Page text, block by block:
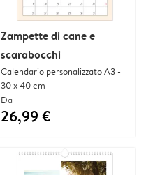
Zampette di cane e
scarabocchi
Calendario personalizzato A3 -
30 x 40 cm
Da
26,99 €